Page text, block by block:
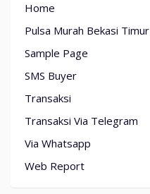
Home
Pulsa Murah Bekasi Timur
Sample Page
SMS Buyer
Transaksi
Transaksi Via Telegram
Via Whatsapp
Web Report